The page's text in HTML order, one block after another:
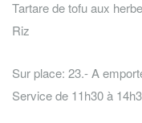
Tartare de tofu aux
Riz
Sur place: 23.- A
Service de 11h30 à